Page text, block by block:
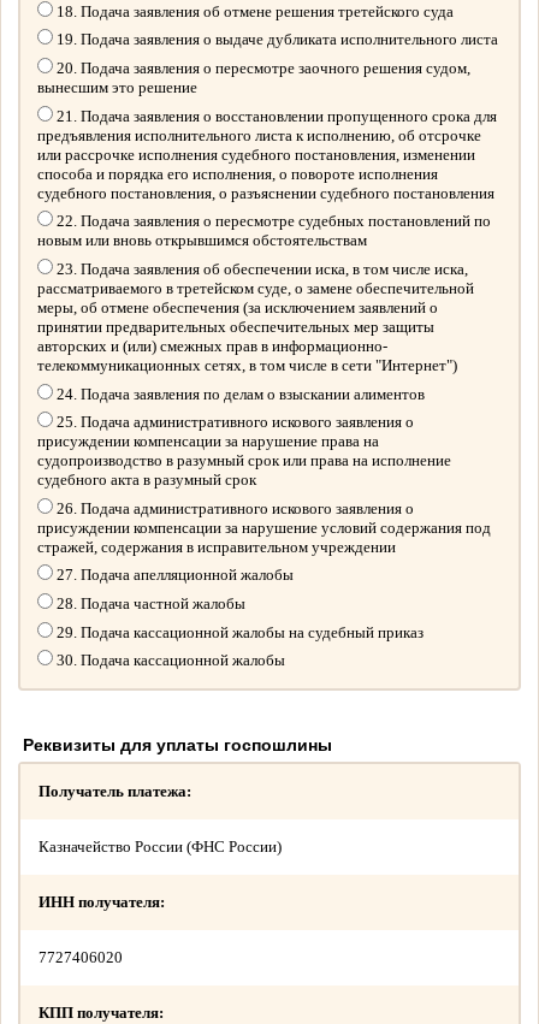
18. Подача заявления об отмене решения третейского суда
19. Подача заявления о выдаче дубликата исполнительного листа
20. Подача заявления о пересмотре заочного решения судом,
вынесшим это решение
21. Подача заявления о восстановлении пропущенного срока для
предъявления исполнительного листа к исполнению, об отсрочке
или рассрочке исполнения судебного постановления, изменении
способа и порядка его исполнения, о повороте исполнения
судебного постановления, о разъяснении судебного постановления
22. Подача заявления о пересмотре судебных постановлений по
новым или вновь открывшимся обстоятельствам
23. Подача заявления об обеспечении иска, в том числе иска,
рассматриваемого в третейском суде, о замене обеспечительной
меры, об отмене обеспечения (за исключением заявлений о
принятии предварительных обеспечительных мер защиты
авторских и (или) смежных прав в информационно-
телекоммуникационных сетях, в том числе в сети "Интернет")
24. Подача заявления по делам о взыскании алиментов
25. Подача административного искового заявления о
присуждении компенсации за нарушение права на
судопроизводство в разумный срок или права на исполнение
судебного акта в разумный срок
26. Подача административного искового заявления о
присуждении компенсации за нарушение условий содержания под
стражей, содержания в исправительном учреждении
27. Подача апелляционной жалобы
28. Подача частной жалобы
29. Подача кассационной жалобы на судебный приказ
30. Подача кассационной жалобы
Реквизиты для уплаты госпошлины
Получатель платежа:
Казначейство России (ФНС России)
ИНН получателя:
7727406020
КПП получателя: